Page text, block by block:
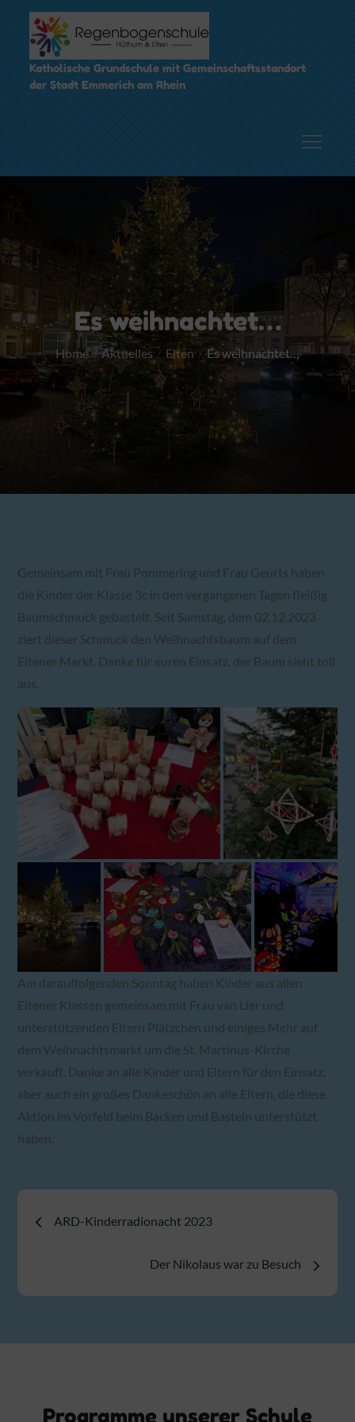
content
Katholische Grundschule mit Gemeinschaftsstandort
der Stadt Emmerich am Rhein
Es weihnachtet…
Home Aktuelles Elten Es weihnachtet…
Gemeinsam mit Frau Pommering und Frau Geurts haben
die Kinder der Klasse 3c in den vergangenen Tagen fleißig
Baumschmuck gebastelt. Seit Samstag, dem 02.12.2023
ziert dieser Schmuck den Weihnachtsbaum auf dem
Eltener Markt. Danke für euren Einsatz, der Baum sieht toll
aus.
Am darauffolgenden Sonntag haben Kinder aus allen
Eltener Klassen gemeinsam mit Frau van Lier und
unterstützenden Eltern Plätzchen und einiges Mehr auf
dem Weihnachtsmarkt um die St. Martinus-Kirche
verkauft. Danke an alle Kinder und Eltern für den Einsatz,
aber auch ein großes Dankeschön an alle Eltern, die diese
Aktion im Vorfeld beim Backen und Basteln unterstützt
haben.
Beitragsnavigation
ARD-Kinderradionacht 2023
Der Nikolaus war zu Besuch
Programme unserer Schule